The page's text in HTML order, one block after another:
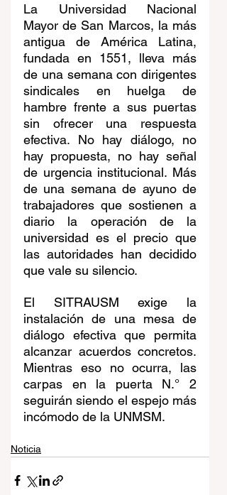
La Universidad Nacional
Mayor de San Marcos, la más
antigua de América Latina,
fundada en 1551, lleva más
de una semana con dirigentes
sindicales en huelga de
hambre frente a sus puertas
sin ofrecer una respuesta
efectiva. No hay diálogo, no
hay propuesta, no hay señal
de urgencia institucional. Más
de una semana de ayuno de
trabajadores que sostienen a
diario la operación de la
universidad es el precio que
las autoridades han decidido
que vale su silencio.
El SITRAUSM exige la
instalación de una mesa de
diálogo efectiva que permita
alcanzar acuerdos concretos.
Mientras eso no ocurra, las
carpas en la puerta N.° 2
seguirán siendo el espejo más
incómodo de la UNMSM.
Noticia